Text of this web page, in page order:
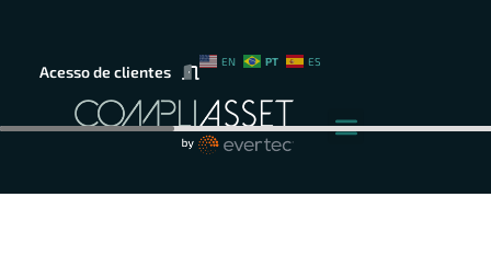
Acesso de clientes
EN PT ES